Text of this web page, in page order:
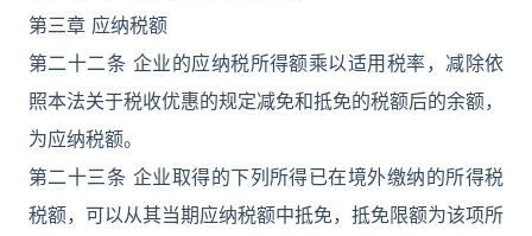
第三章 应纳税额
第二十二条 企业的应纳税所得额乘以适用税率，减除依
照本法关于税收优惠的规定减免和抵免的税额后的余额，
为应纳税额。
第二十三条 企业取得的下列所得已在境外缴纳的所得税
税额，可以从其当期应纳税额中抵免，抵免限额为该项所